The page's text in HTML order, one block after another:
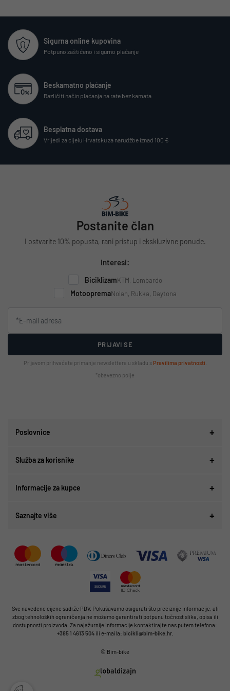
Sigurna online kupovina
Potpuno zaštićeno i sigurno plaćanje
Beskamatno plaćanje
Različiti način plaćanja na rate bez kamata
Besplatna dostava
Vrijedi za cijelu Hrvatsku za narudžbe iznad 100 €
Postanite član
I ostvarite 10% popusta, rani pristup i ekskluzivne ponude.
Interesi:
BiciklizamKTM, Lombardo
MotoopremaNolan, Rukka, Daytona
PRIJAVI SE
Prijavom prihvaćate primanje newslettera u skladu s Pravilima privatnosti
*obavezno polje
Poslovnice
Služba za korisnike
Informacije za kupce
Saznajte više
Sve navedene cijene sadrže PDV. Pokušavamo osigurati što preciznije informacije, ali
zbog tehnoloških ograničenja ne možemo garantirati potpunu točnost slika, opisa ili
dostupnosti proizvoda. Za najažurnije informacije kontaktirajte nas putem telefona:
+385 1 4613 504ili e-maila: bicikli@bim-bike.hr.
© Bim-bike